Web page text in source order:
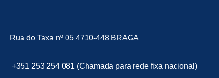
Rua do Taxa nº 05 4710-448 BRAGA
+351 253 254 081 (Chamada para rede fixa nacional)